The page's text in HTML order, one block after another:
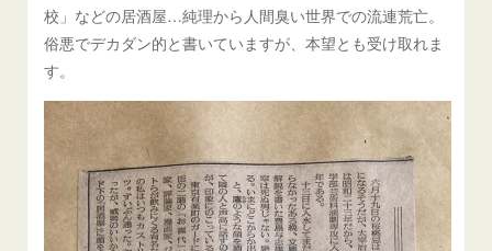
校」などの居酒屋…純理から人間臭い世界での流連荒亡。
俗悪でデカダン的と書いていますが、本望とも受け取れま
す。